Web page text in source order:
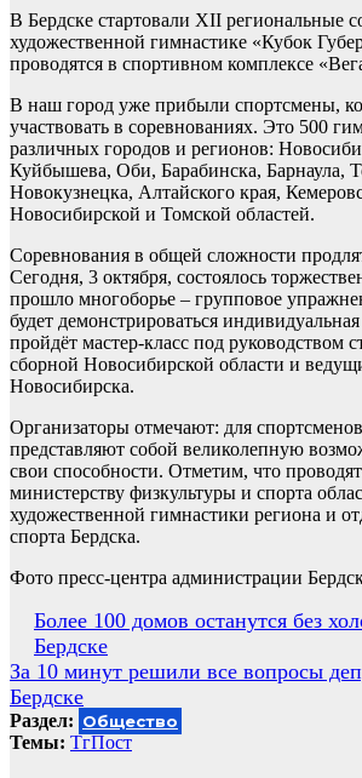
В Бердске стартовали XII региональные
художественной гимнастике «Кубок
проводятся в спортивном комплексе
В наш город уже прибыли спортсмены,
участвовать в соревнованиях. Это 500
различных городов и регионов:
Куйбышева, Оби, Барабинска, Барнаула,
Новокузнецка, Алтайского края,
Новосибирской и Томской областей.
Соревнования в общей сложности
Сегодня, 3 октября, состоялось
прошло многоборье – групповое
будет демонстрироваться
пройдёт мастер-класс под руководством
сборной Новосибирской области и
Новосибирска.
Организаторы отмечают: для
представляют собой великолепную
свои способности. Отметим, что
министерству физкультуры и спорта
художественной гимнастики региона и
спорта Бердска.
Фото пресс-центра администрации
Навигация
по
записям
Более 100 домов останутся без
Бердске
За 10 минут решили все вопросы
Бердске
Раздел: Общество
Темы: ТгПост